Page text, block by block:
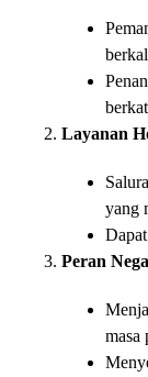
Layanan
yang
Peran
masa